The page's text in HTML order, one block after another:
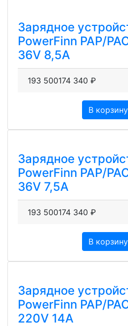
Зарядное
PowerFinn PAP/
36V 8,5A
193 500174 340 ₽
В корзину
Зарядное
PowerFinn PAP/
36V 7,5A
193 500174 340 ₽
В корзину
Зарядное
PowerFinn PAP/
220V 14A